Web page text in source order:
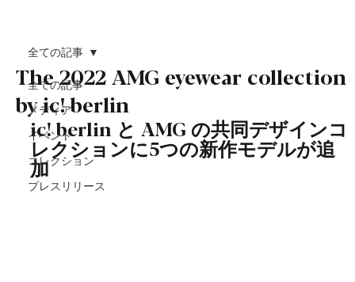
全ての記事
メディア
イベント
コレクション
プレスリリース
全ての記事
The 2022 AMG eyewear collection
by ic! berlin
ic! berlin と AMG の共同デザインコ
レクションに5つの新作モデルが追
加